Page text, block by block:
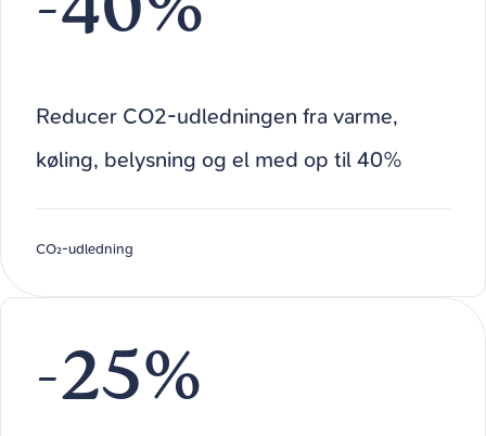
Reducer CO2-udledningen fra varme,
køling, belysning og el med op til 40%
CO₂-udledning
-25%